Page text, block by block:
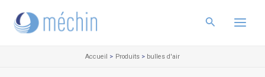
contenu
Rechercher
Menu
Accueil Produits bulles d'air